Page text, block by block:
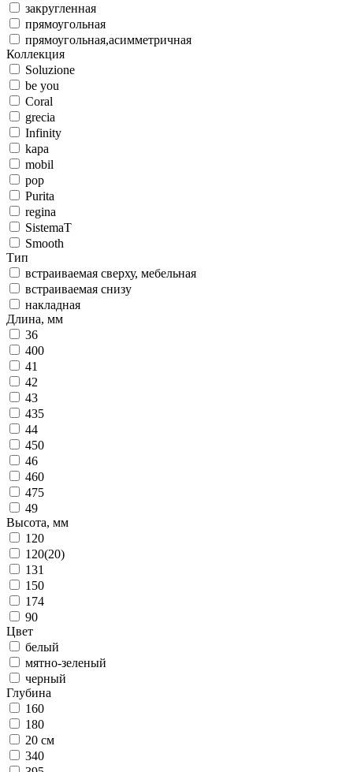
закругленная
прямоугольная
прямоугольная,асимметричная
Коллекция
Soluzione
be you
Coral
grecia
Infinity
kapa
mobil
pop
Purita
regina
SistemaT
Smooth
Тип
встраиваемая сверху, мебельная
встраиваемая снизу
накладная
Длина, мм
36
400
41
42
43
435
44
450
46
460
475
49
Высота, мм
120
120(20)
131
150
174
90
Цвет
белый
мятно-зеленый
черный
Глубина
160
180
20 см
340